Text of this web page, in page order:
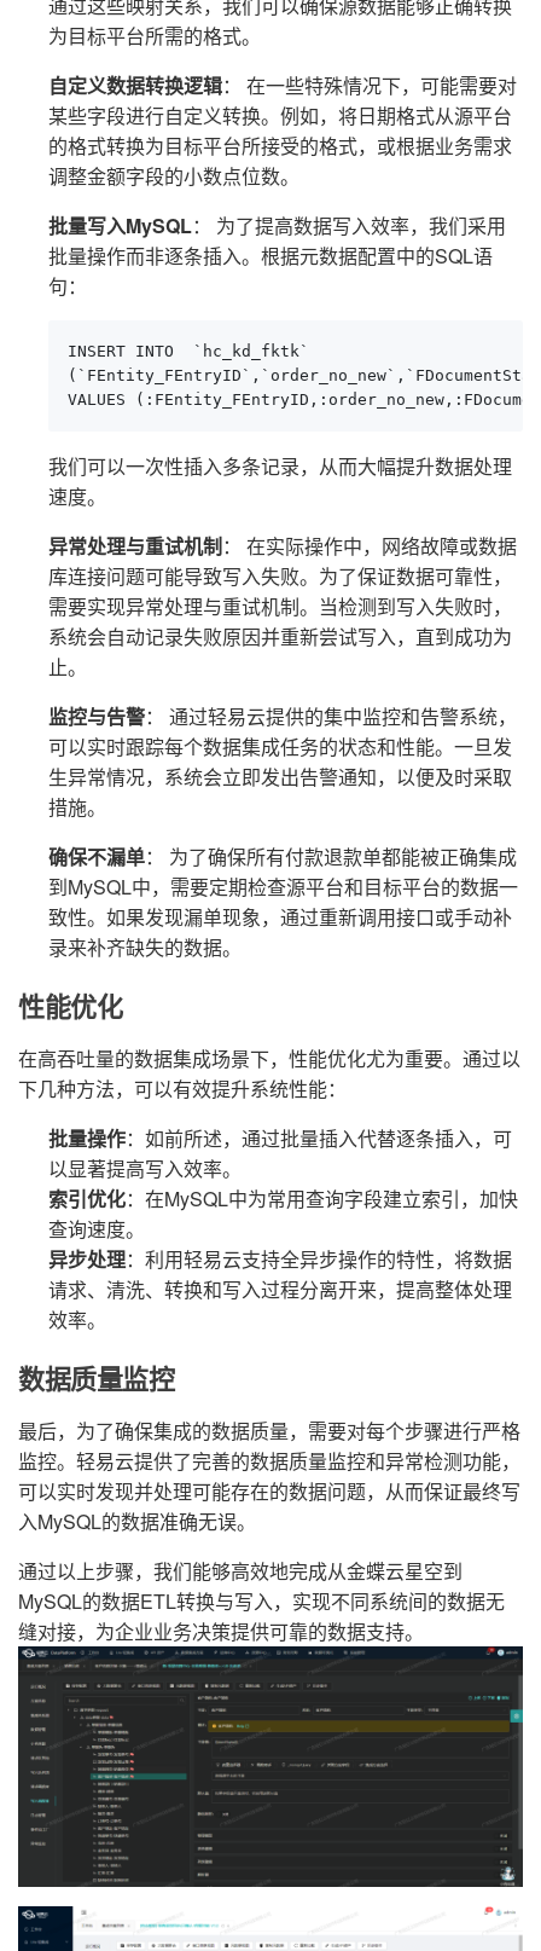
通过这些映射关系，我们可以确保源数据能够正确转换
为目标平台所需的格式。
自定义数据转换逻辑： 在一些特殊情况下，可能需要对
某些字段进行自定义转换。例如，将日期格式从源平台
的格式转换为目标平台所接受的格式，或根据业务需求
调整金额字段的小数点位数。
批量写入MySQL： 为了提高数据写入效率，我们采用
批量操作而非逐条插入。根据元数据配置中的SQL语
句：
INSERT INTO  `hc_kd_fktk`
VALUES
我们可以一次性插入多条记录，从而大幅提升数据处理
速度。
异常处理与重试机制： 在实际操作中，网络故障或数据
库连接问题可能导致写入失败。为了保证数据可靠性，
需要实现异常处理与重试机制。当检测到写入失败时，
系统会自动记录失败原因并重新尝试写入，直到成功为
止。
监控与告警： 通过轻易云提供的集中监控和告警系统，
可以实时跟踪每个数据集成任务的状态和性能。一旦发
生异常情况，系统会立即发出告警通知，以便及时采取
措施。
确保不漏单： 为了确保所有付款退款单都能被正确集成
到MySQL中，需要定期检查源平台和目标平台的数据一
致性。如果发现漏单现象，通过重新调用接口或手动补
录来补齐缺失的数据。
性能优化
在高吞吐量的数据集成场景下，性能优化尤为重要。通过以
下几种方法，可以有效提升系统性能：
批量操作：如前所述，通过批量插入代替逐条插入，可
以显著提高写入效率。
索引优化：在MySQL中为常用查询字段建立索引，加快
查询速度。
异步处理：利用轻易云支持全异步操作的特性，将数据
请求、清洗、转换和写入过程分离开来，提高整体处理
效率。
数据质量监控
最后，为了确保集成的数据质量，需要对每个步骤进行严格
监控。轻易云提供了完善的数据质量监控和异常检测功能，
可以实时发现并处理可能存在的数据问题，从而保证最终写
入MySQL的数据准确无误。
通过以上步骤，我们能够高效地完成从金蝶云星空到
MySQL的数据ETL转换与写入，实现不同系统间的数据无
缝对接，为企业业务决策提供可靠的数据支持。